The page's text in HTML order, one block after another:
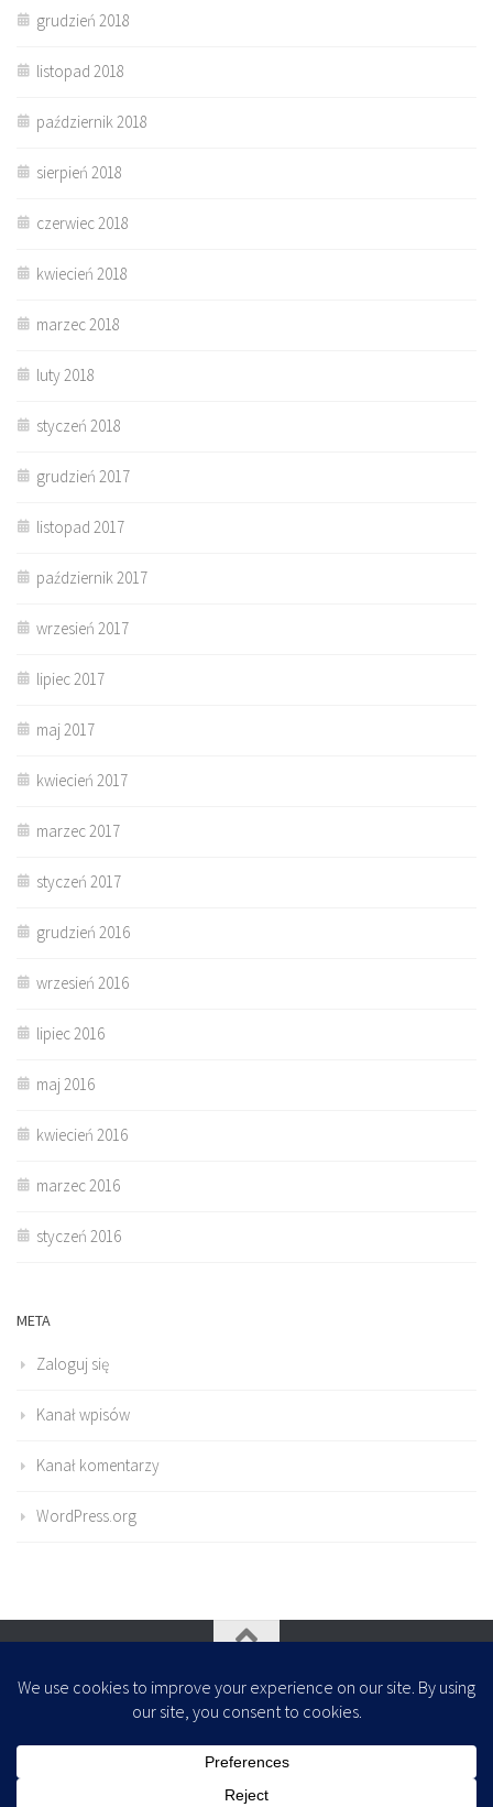
grudzień 2018
listopad 2018
październik 2018
sierpień 2018
czerwiec 2018
kwiecień 2018
marzec 2018
luty 2018
styczeń 2018
grudzień 2017
listopad 2017
październik 2017
wrzesień 2017
lipiec 2017
maj 2017
kwiecień 2017
marzec 2017
styczeń 2017
grudzień 2016
wrzesień 2016
lipiec 2016
maj 2016
kwiecień 2016
marzec 2016
styczeń 2016
META
Zaloguj się
Kanał wpisów
Kanał komentarzy
WordPress.org
- Zaprojektowany z